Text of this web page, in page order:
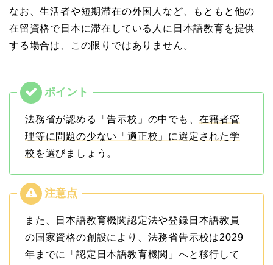
なお、生活者や短期滞在の外国人など、もともと他の
在留資格で日本に滞在している人に日本語教育を提供
する場合は、この限りではありません。
法務省が認める「告示校」の中でも、 在籍者管
理等に問題の少ない「適正校」に選定された学
校 を選びましょう。
また、日本語教育機関認定法や登録日本語教員
の国家資格の創設により、法務省告示校は2029
年までに「認定日本語教育機関」へと移行して